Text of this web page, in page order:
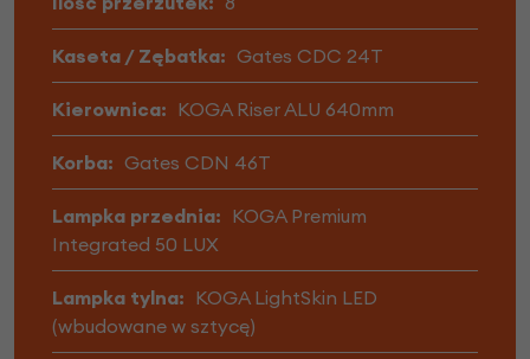
Kaseta / Zębatka: Gates CDC 24T
Kierownica: KOGA Riser ALU 640mm
Korba: Gates CDN 46T
Lampka przednia: KOGA Premium
Integrated 50 LUX
Lampka tylna: KOGA LightSkin LED
(wbudowane w sztycę)